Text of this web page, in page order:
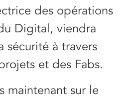
des opérations
Digital, viendra
sécurité à travers
et des Fabs.
maintenant sur le